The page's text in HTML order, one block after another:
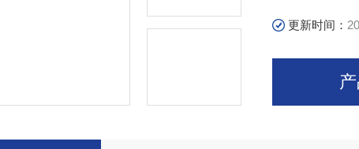
更新时间：